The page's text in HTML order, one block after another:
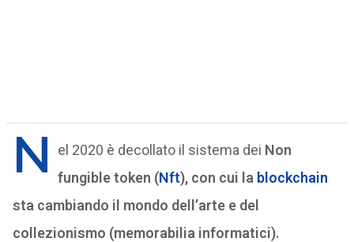
N el 2020 è decollato il sistema dei Non
fungible token (Nft), con cui la blockchain
sta cambiando il mondo dell’arte e del
collezionismo (memorabilia informatici).